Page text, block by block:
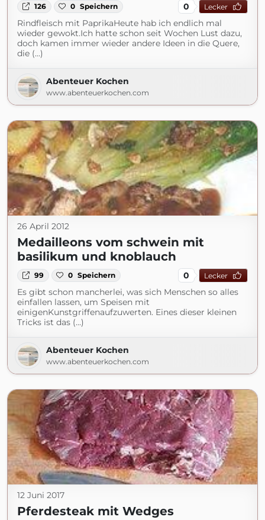
126 0 Speichern 0 Lecker
Rindfleisch mit PaprikaHeute hab ich endlich mal
wieder gewokt.Ich hatte schon seit Wochen Lust dazu,
doch kamen immer wieder andere Ideen in die Quere,
die (...)
Abenteuer Kochen
www.abenteuerkochen.com
26 April 2012
Medailleons vom schwein mit
basilikum und knoblauch
99 0 Speichern 0 Lecker
Es gibt schon mancherlei, was sich Menschen so alles
einfallen lassen, um Speisen mit
einigenKunstgriffenaufzuwerten. Eines dieser kleinen
Tricks ist das (...)
Abenteuer Kochen
www.abenteuerkochen.com
12 Juni 2017
Pferdesteak mit Wedges